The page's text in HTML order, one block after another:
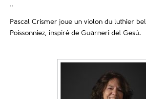
..
Pascal Crismer joue un violon du luthier
Poissonniez, inspiré de Guarneri del Gesù.